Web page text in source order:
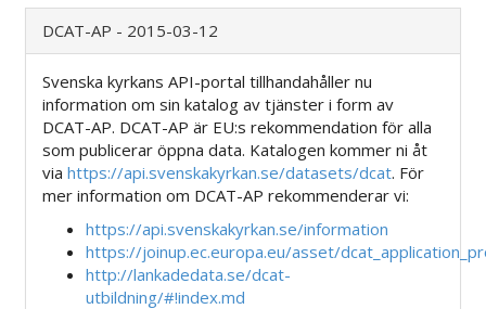
DCAT-AP - 2015-03-12
Svenska kyrkans API-portal tillhandahåller nu
information om sin katalog av tjänster i form av
DCAT-AP. DCAT-AP är EU:s rekommendation för alla
som publicerar öppna data. Katalogen kommer ni åt
via https://api.svenskakyrkan.se/datasets/dcat. För
mer information om DCAT-AP rekommenderar vi:
https://api.svenskakyrkan.se/information
https://joinup.ec.europa.eu/asset/
http://lankadedata.se/dcat-
utbildning/#!index.md